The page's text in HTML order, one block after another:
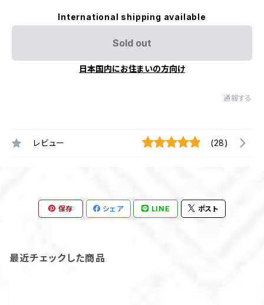
International shipping available
Sold out
日本国内にお住まいの方向け
通報する
レビュー (28)
保存 シェア LINE ポスト
最近チェックした商品